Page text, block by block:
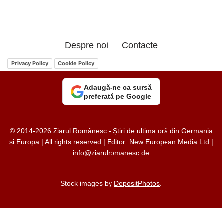
Despre noi Contacte
Privacy Policy Cookie Policy
Adaugă-ne ca sursă
preferată pe Google
© 2014-2026 Ziarul Românesc - Știri de ultima oră din Germania
și Europa | All rights reserved | Editor: New European Media Ltd |
info@ziarulromanesc.de
Stock images by DepositPhotos.